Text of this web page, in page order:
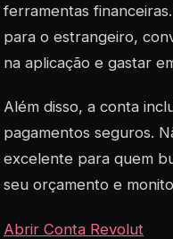
ferramentas
para o estrangeiro,
na aplicação e gastar
Além disso, a conta
pagamentos seguros.
excelente para quem
seu orçamento e
Abrir Conta Revolut